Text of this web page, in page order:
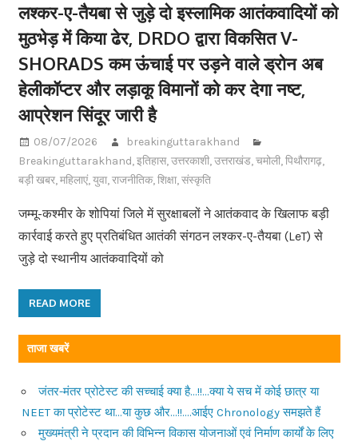
लश्कर-ए-तैयबा से जुड़े दो इस्लामिक आतंकवादियों को
मुठभेड़ में किया ढेर, DRDO द्वारा विकसित V-
SHORADS कम ऊंचाई पर उड़ने वाले ड्रोन अब
हेलीकॉप्टर और लड़ाकू विमानों को कर देगा नष्ट,
आप्रेशन सिंदूर जारी है
08/07/2026
breakinguttarakhand
Breakinguttarakhand,इतिहास,उत्तरकाशी,उत्तराखंड,चमोली,पिथौरागढ़,
बड़ी खबर,महिलाएं,युवा,राजनीतिक,शिक्षा,संस्कृति
जम्मू-कश्मीर के शोपियां जिले में सुरक्षाबलों ने आतंकवाद के खिलाफ बड़ी
कार्रवाई करते हुए प्रतिबंधित आतंकी संगठन लश्कर-ए-तैयबा (LeT) से
जुड़े दो स्थानीय आतंकवादियों को
READ MORE
ताजा खबरें
जंतर-मंतर प्रोटेस्ट की सच्चाई क्या है…!!…क्या ये सच में कोई छात्र या
NEET का प्रोटेस्ट था…या कुछ और…!!….आईए Chronology समझते हैं
मुख्यमंत्री ने प्रदान की विभिन्न विकास योजनाओं एवं निर्माण कार्यों के लिए